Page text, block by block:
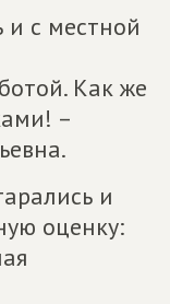
и с местной
Как же
–
и
оценку: